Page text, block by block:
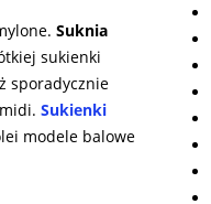
Suknia
sukienki
sporadycznie
Sukienki
modele balowe